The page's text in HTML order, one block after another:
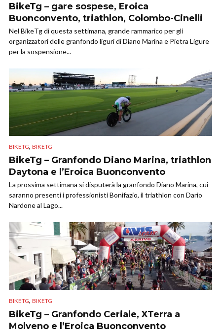
BikeTg – gare sospese, Eroica
Buonconvento, triathlon, Colombo-Cinelli
Nel BikeTg di questa settimana, grande rammarico per gli
organizzatori delle granfondo liguri di Diano Marina e Pietra Ligure
per la sospensione...
BIKETG, BIKETG
BikeTg – Granfondo Diano Marina, triathlon
Daytona e l’Eroica Buonconvento
La prossima settimana si disputerà la granfondo Diano Marina, cui
saranno presenti i professionisti Bonifazio, il triathlon con Dario
Nardone al Lago...
BIKETG, BIKETG
BikeTg – Granfondo Ceriale, XTerra a
Molveno e l’Eroica Buonconvento